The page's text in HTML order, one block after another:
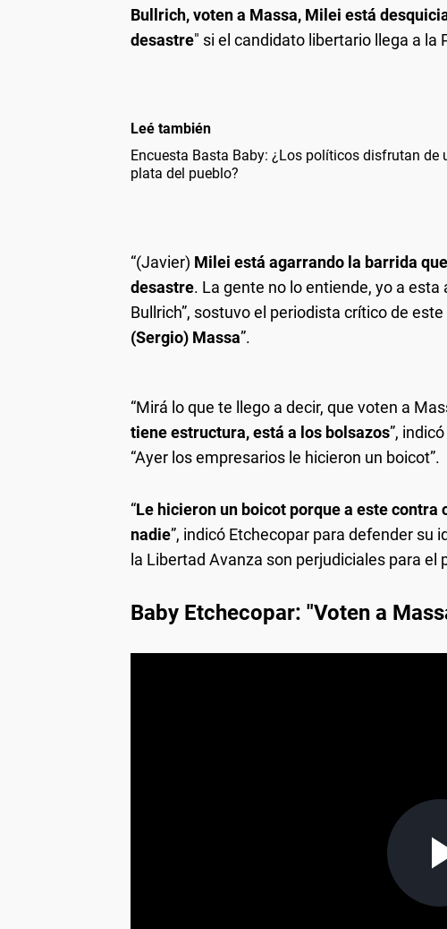
Bullrich, voten a Massa, Milei está
desastre" si el candidato libertario llega a la
Leé también
Encuesta Basta Baby: ¿Los políticos disfrutan de
plata del pueblo?
“(Javier) Milei está agarrando la barrida
desastre. La gente no lo entiende, yo a
Bullrich”, sostuvo el periodista crítico de
(Sergio) Massa”.
“Mirá lo que te llego a decir, que voten a
tiene estructura, está a los bolsazos”,
“Ayer los empresarios le hicieron un boicot”.
“Le hicieron un boicot porque a este
nadie”, indicó Etchecopar para defender su
la Libertad Avanza son perjudiciales para el
Baby Etchecopar: "Voten a